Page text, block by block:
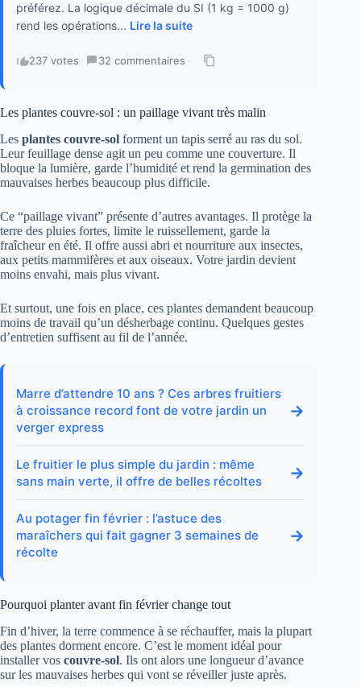
préférez. La logique décimale du SI (1 kg = 1000 g)
rend les opérations... Lire la suite
237 votes · 32 commentaires ·
Les plantes couvre-sol : un paillage vivant très malin
Les plantes couvre-sol forment un tapis serré au ras du sol.
Leur feuillage dense agit un peu comme une couverture. Il
bloque la lumière, garde l’humidité et rend la germination des
mauvaises herbes beaucoup plus difficile.
Ce “paillage vivant” présente d’autres avantages. Il protège la
terre des pluies fortes, limite le ruissellement, garde la
fraîcheur en été. Il offre aussi abri et nourriture aux insectes,
aux petits mammifères et aux oiseaux. Votre jardin devient
moins envahi, mais plus vivant.
Et surtout, une fois en place, ces plantes demandent beaucoup
moins de travail qu’un désherbage continu. Quelques gestes
d’entretien suffisent au fil de l’année.
Marre d’attendre 10 ans ? Ces arbres fruitiers
à croissance record font de votre jardin un
verger express
→
Le fruitier le plus simple du jardin : même
sans main verte, il offre de belles récoltes
→
Au potager fin février : l’astuce des
maraîchers qui fait gagner 3 semaines de
récolte
→
Pourquoi planter avant fin février change tout
Fin d’hiver, la terre commence à se réchauffer, mais la plupart
des plantes dorment encore. C’est le moment idéal pour
installer vos couvre-sol. Ils ont alors une longueur d’avance
sur les mauvaises herbes qui vont se réveiller juste après.